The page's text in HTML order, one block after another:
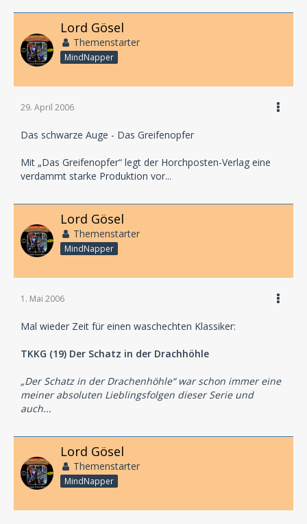
Lord Gösel
Themenstarter
MindNapper
29. April 2006
Das schwarze Auge - Das Greifenopfer
Mit „Das Greifenopfer“ legt der Horchposten-Verlag eine
verdammt starke Produktion vor...
Lord Gösel
Themenstarter
MindNapper
1. Mai 2006
Mal wieder Zeit für einen waschechten Klassiker:
TKKG (19) Der Schatz in der Drachhöhle
„Der Schatz in der Drachenhöhle“ war schon immer eine
meiner absoluten Lieblingsfolgen dieser Serie und
auch...
Lord Gösel
Themenstarter
MindNapper